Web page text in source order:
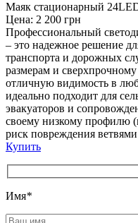
Маяк стационарный
Цена: 2 200 грн
Профессиональный
– это надежное решение
транспорта и дорожных
размерам и
отличную видимость в
идеально подходит для
эвакуаторов и
своему низкому профилю
риск повреждения
Купить
Имя*